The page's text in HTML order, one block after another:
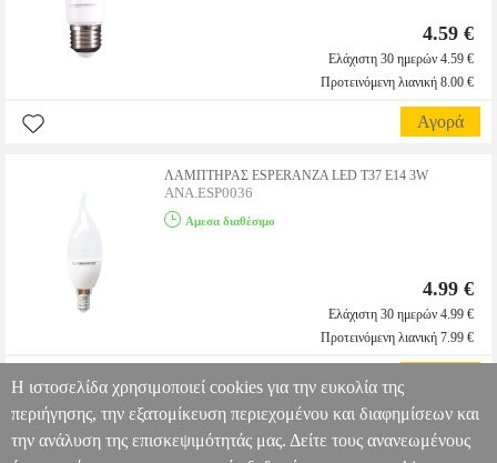
4.59 €
Ελάχιστη 30 ημερών 4.59 €
Προτεινόμενη λιανική 8.00 €
Αγορά
ΛΑΜΠΤΗΡΑΣ ESPERANZA LED T37 E14 3W
ANA.ESP0036
Αμεσα διαθέσιμο
4.99 €
Ελάχιστη 30 ημερών 4.99 €
Προτεινόμενη λιανική 7.99 €
Η ιστοσελίδα χρησιμοποιεί cookies για την ευκολία της
περιήγησης, την εξατομίκευση περιεχομένου και διαφημίσεων και
την ανάλυση της επισκεψιμότητάς μας. Δείτε τους ανανεωμένους